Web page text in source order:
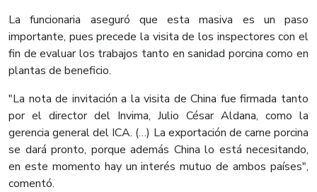
La funcionaria aseguró que esta masiva es un paso
importante, pues precede la visita de los inspectores con el
fin de evaluar los trabajos tanto en sanidad porcina como en
plantas de beneficio.
"La nota de invitación a la visita de China fue firmada tanto
por el director del Invima, Julio César Aldana, como la
gerencia general del ICA. (…) La exportación de carne porcina
se dará pronto, porque además China lo está necesitando,
en este momento hay un interés mutuo de ambos países",
comentó.